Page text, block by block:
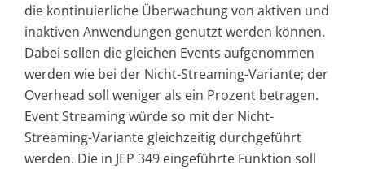
die kontinuierliche Überwachung von aktiven und
inaktiven Anwendungen genutzt werden können.
Dabei sollen die gleichen Events aufgenommen
werden wie bei der Nicht-Streaming-Variante; der
Overhead soll weniger als ein Prozent betragen.
Event Streaming würde so mit der Nicht-
Streaming-Variante gleichzeitig durchgeführt
werden. Die in JEP 349 eingeführte Funktion soll